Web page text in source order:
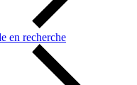
en recherche